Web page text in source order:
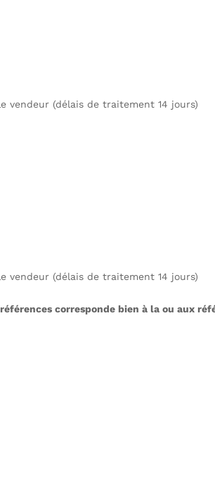
vendeur (délais de traitement 14 jours)
vendeur (délais de traitement 14 jours)
corresponde bien à la ou aux